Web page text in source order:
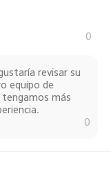
0
revisar su
equipo de
más
0